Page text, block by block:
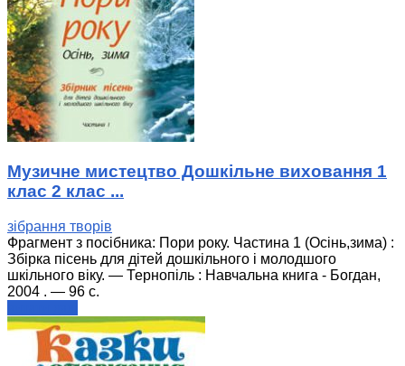
Музичне мистецтво Дошкільне виховання 1
клас 2 клас ...
зібрання творів
Фрагмент з посібника: Пори року. Частина 1 (Осінь,зима) :
Збірка пісень для дітей дошкільного і молодшого
шкільного віку. — Тернопіль : Навчальна книга - Богдан,
2004 . — 96 с.